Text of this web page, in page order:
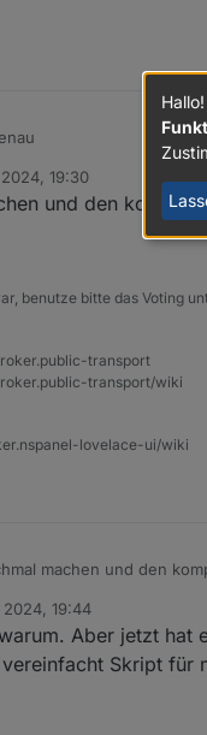
19:30
und den
benutze bitte das Voting
transport
transport/wiki
lovelace-ui/wiki
machen und den
19:44
Aber jetzt hat
Skript für